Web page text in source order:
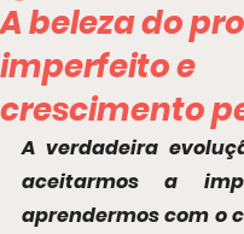
A beleza do
imperfeito e
crescimento
A verdadeira
aceitarmos a
aprendermos com o